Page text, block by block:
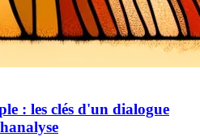
: les clés d'un dialogue